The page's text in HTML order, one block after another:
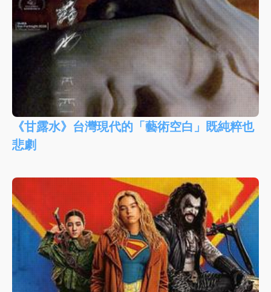
《甘露水》台灣現代的「藝術空白」既純粹也
悲劇